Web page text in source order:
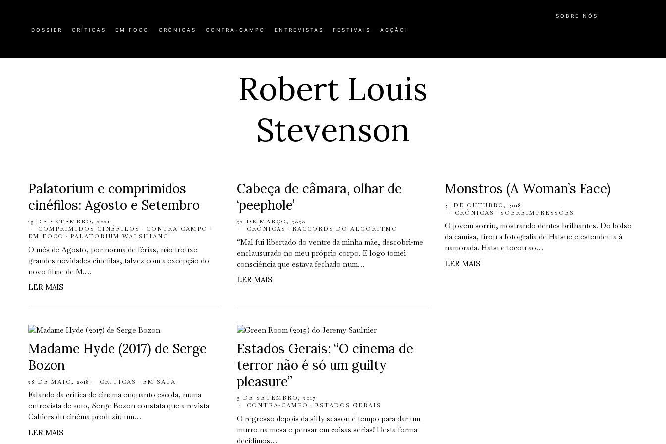
DOSSIER CRÍTICAS EM FOCO CRÓNICAS CONTRA-CAMPO ENTREVISTAS FESTIVAIS ACÇÃO!
SOBRE NÓS
Robert Louis
Stevenson
Palatorium e comprimidos
cinéfilos: Agosto e Setembro
15 DE SETEMBRO, 2021
COMPRIMIDOS CINÉFILOS · CONTRA-CAMPO ·
EM FOCO · PALATORIUM WALSHIANO
O mês de Agosto, por norma de férias, não trouxe
grandes novidades cinéfilas, talvez com a excepção do
novo filme de M.…
LER MAIS
Cabeça de câmara, olhar de
‘peephole’
22 DE MARÇO, 2020
CRÓNICAS · RACCORDS DO ALGORITMO
“Mal fui libertado do ventre da minha mãe, descobri-me
enclausurado no meu próprio corpo. E logo tomei
consciência que estava fechado num…
LER MAIS
Monstros (A Woman’s Face)
21 DE OUTUBRO, 2018
CRÓNICAS · SOBREIMPRESSÕES
O jovem sorriu, mostrando dentes brilhantes. Do bolso
da camisa, tirou a fotografia de Hatsue e estendeu-a à
namorada. Hatsue tocou ao…
LER MAIS
Madame Hyde (2017) de Serge
Bozon
28 DE MAIO, 2018 CRÍTICAS · EM SALA
Falando da crítica de cinema enquanto escola, numa
entrevista de 2010, Serge Bozon constata que a revista
Cahiers du cinéma produziu um…
LER MAIS
Estados Gerais: “O cinema de
terror não é só um guilty
pleasure”
5 DE SETEMBRO, 2017
CONTRA-CAMPO · ESTADOS GERAIS
O regresso depois da silly season é tempo para dar um
murro na mesa e pensar em coisas sérias! Desta forma
decidimos…